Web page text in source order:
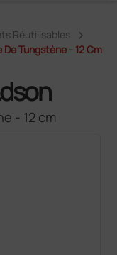
Réutilisables
Tungstène - 12 Cm
- 12 cm